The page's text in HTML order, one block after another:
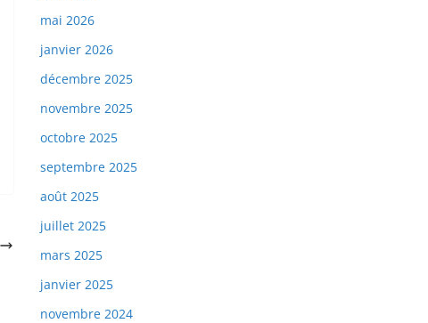
mai 2026
janvier 2026
décembre 2025
novembre 2025
octobre 2025
septembre 2025
août 2025
juillet 2025
mars 2025
janvier 2025
novembre 2024